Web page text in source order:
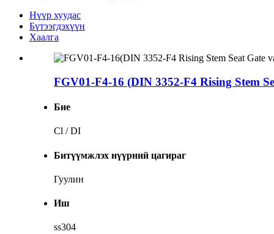
Нүүр хуудас
Бүтээгдэхүүн
Хаалга
FGV01-F4-16 (DIN 3352-F4 Rising Stem
Бие
Cl / DI
Битүүмжлэх нүүрний цагираг
Гуулин
Иш
ss304